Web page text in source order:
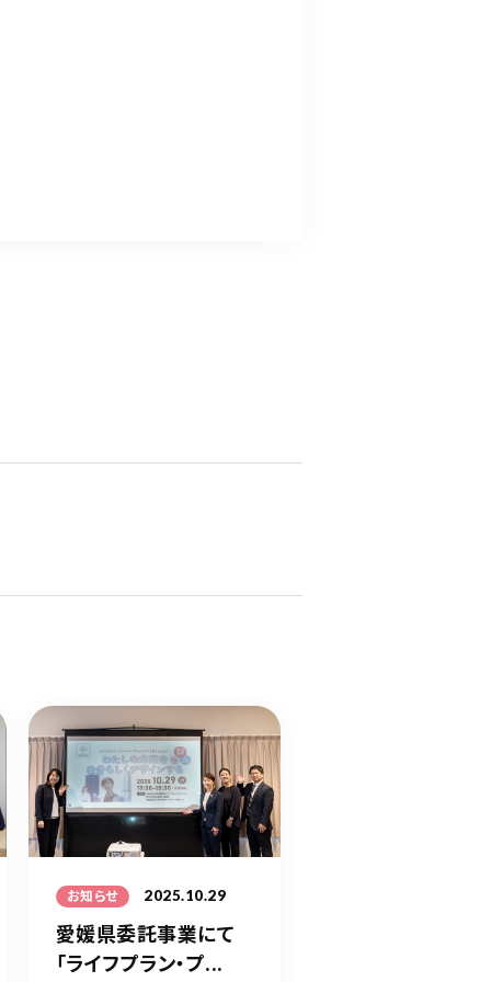
お知らせ 2025.10.29
愛媛県委託事業にて
「ライフプラン・プ...